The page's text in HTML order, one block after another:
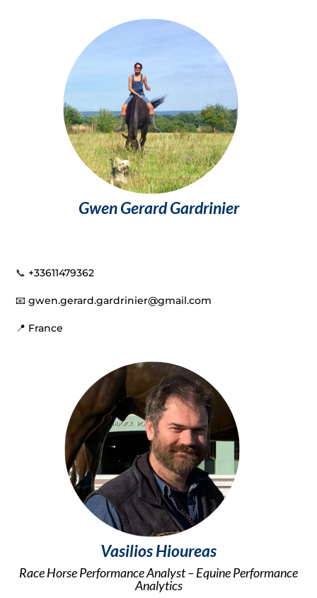
Gwen Gerard Gardrinier
📞 +33611479362
📧gwen.gerard.gardrinier@gmail.com
📍 France
Vasilios Hioureas
Race Horse Performance Analyst – Equine Performance
Analytics